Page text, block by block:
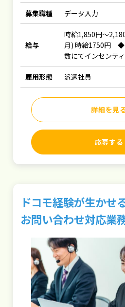
募集職種 データ入力
給与
時給1,850円～
月) 時給1750円 ◆
数にてインセンテ
雇用形態 派遣社員
詳細を見
応募する
ドコモ経験が生かせ
お問い合わせ対応業